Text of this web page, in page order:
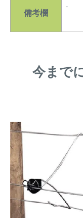
備考欄
-
今まで